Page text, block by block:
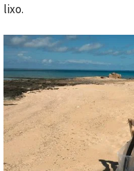
lixo.